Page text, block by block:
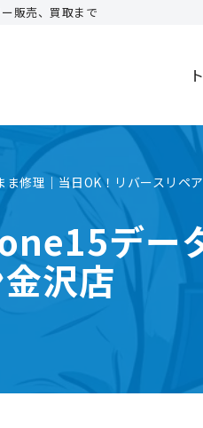
販売、買取まで
修理｜当日OK！リバースリペ
デー
沢店